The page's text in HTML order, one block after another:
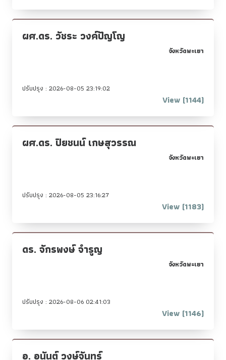
ผศ.ดร. วัชระ วงค์ปัญโญ
จังหวัดพะเยา
ปรับปรุง : 2026-08-05 23:19:02
View (1144)
ผศ.ดร. ปิยชนน์ เกษสุวรรณ
จังหวัดพะเยา
ปรับปรุง : 2026-08-05 23:16:27
View (1183)
ดร. จักรพงษ์ จำรูญ
จังหวัดพะเยา
ปรับปรุง : 2026-08-06 02:41:03
View (1146)
อ. อนันต์ วงษ์จันทร์